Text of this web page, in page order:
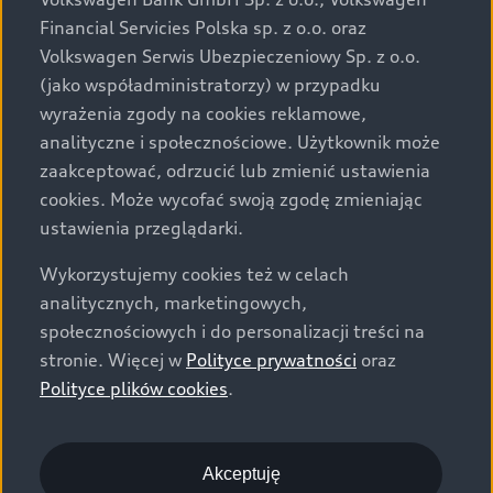
za dopłatą. Wiążące ustalenie ceny, wyposażenia i
specyfikacji pojazdu następują w umowie sprzedaży, a
określenie parametrów technicznych zawiera
świadectwo homologacji typu pojazdu. Zastrzegamy
sobie prawo do zmian i pomyłek. Wszelkie informacje
prezentowane na stronie są aktualne na dzień ich
zamieszczania. W celu uzyskania najnowszych
informacji prosimy kontaktować się z Partnerem Marki
Audi.
Wszystkie produkowane obecnie samochody marki Audi
są wykonywane z materiałów spełniających pod
względem możliwości odzysku i recyklingu wymagania
określone w normie ISO 22628 i są zgodne z
europejskimi świadectwami homologacji wydanymi wg
o.o. podlega obowiązkowi zapewnienia wszystkim
użytkownikom samochodów marki Volkswagen sieci
Financial Servicies Polska sp. z o.o. oraz
Volkswagen Serwis Ubezpieczeniowy Sp. z o.o.
(jako współadministratorzy) w przypadku
wyrażenia zgody na cookies reklamowe,
analityczne i społecznościowe. Użytkownik może
zaakceptować, odrzucić lub zmienić ustawienia
cookies. Może wycofać swoją zgodę zmieniając
ustawienia przeglądarki.
Wykorzystujemy cookies też w celach
analitycznych, marketingowych,
społecznościowych i do personalizacji treści na
stronie. Więcej w Polityce prywatności oraz
Polityce plików cookies.
Akceptuję